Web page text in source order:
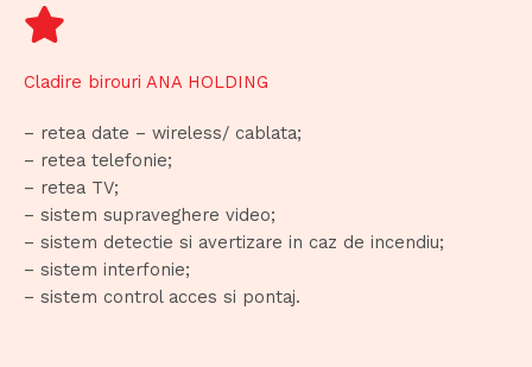
Cladire birouri ANA HOLDING
– retea date – wireless/ cablata;
– retea telefonie;
– retea TV;
– sistem supraveghere video;
– sistem detectie si avertizare in caz de incendiu;
– sistem interfonie;
– sistem control acces si pontaj.